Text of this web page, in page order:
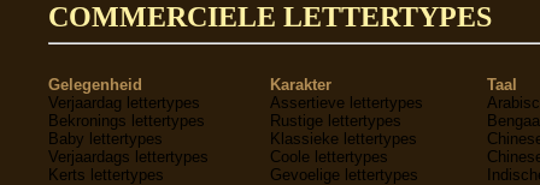
COMMERCIELE LETTERTYPES
Gelegenheid
Verjaardag lettertypes
Bekronings lettertypes
Baby lettertypes
Verjaardags lettertypes
Kerts lettertypes
Karakter
Assertieve lettertypes
Rustige lettertypes
Klassieke lettertypes
Coole lettertypes
Gevoelige lettertypes
Taal